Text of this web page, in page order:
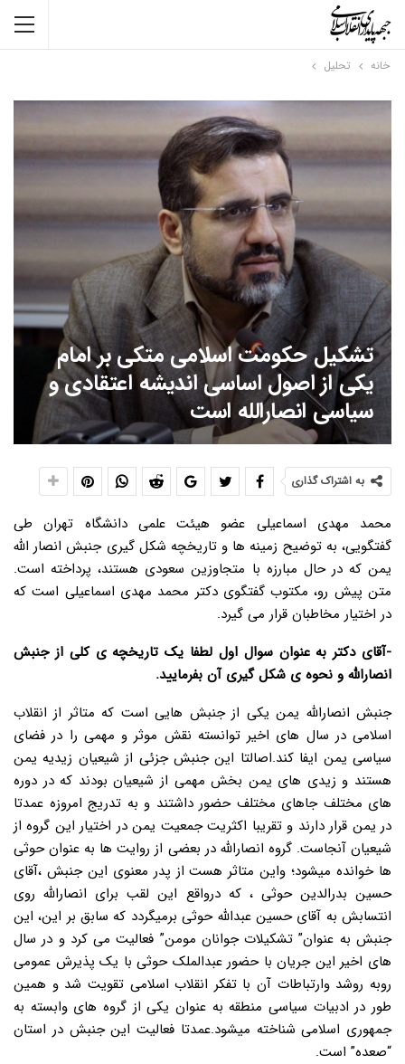
خانه تحلیل
تشکیل حکومت اسلامی متکی بر امام
یکی از اصول اساسی اندیشه اعتقادی و
سیاسی انصارالله است
به اشتراک گذاری
محمد مهدی اسماعیلی عضو هیئت علمی دانشگاه تهران طی
گفتگویی، به توضیح زمینه ها و تاریخچه شکل گیری جنبش انصار الله
یمن که در حال مبارزه با متجاوزین سعودی هستند، پرداخته است.
متن پیش رو، مکتوب گفتگوی دکتر محمد مهدی اسماعیلی است که
در اختیار مخاطبان قرار می گیرد.
-آقای دکتر به عنوان سوال اول لطفا یک تاریخچه ی کلی از جنبش
انصارالله و نحوه ی شکل گیری آن بفرمایید.
جنبش انصارالله یمن یکی از جنبش هایی است که متاثر از انقلاب
اسلامی در سال های اخیر توانسته نقش موثر و مهمی را در فضای
سیاسی یمن ایفا کند.اصالتا این جنبش جزئی از شیعیان زیدیه یمن
هستند و زیدی های یمن بخش مهمی از شیعیان بودند که در دوره
های مختلف جاهای مختلف حضور داشتند و به تدریج امروزه عمدتا
در یمن قرار دارند و تقریبا اکثریت جمعیت یمن در اختیار این گروه از
شیعیان آنجاست. گروه انصارالله در بعضی از روایت ها به عنوان حوثی
ها خوانده میشود؛ واین متاثر هست از پدر معنوی این جنبش ،آقای
حسین بدرالدین حوثی ، که درواقع این لقب برای انصارالله روی
انتسابش به آقای حسین عبدالله حوثی برمیگردد که سابق بر این، این
جنبش به عنوان” تشکیلات جوانان مومن” فعالیت می کرد و در سال
های اخیر این جریان با حضور عبدالملک حوثی با یک پذیرش عمومی
روبه روشد وارتباطات آن با تفکر انقلاب اسلامی تقویت شد و همین
طور در ادبیات سیاسی منطقه به عنوان یکی از گروه های وابسته به
جمهوری اسلامی شناخته میشود.عمدتا فعالیت این جنبش در استان
“صعده” است.